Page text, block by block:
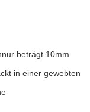
beträgt 10mm
in einer gewebten